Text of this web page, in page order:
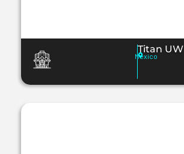
Titan UW
México